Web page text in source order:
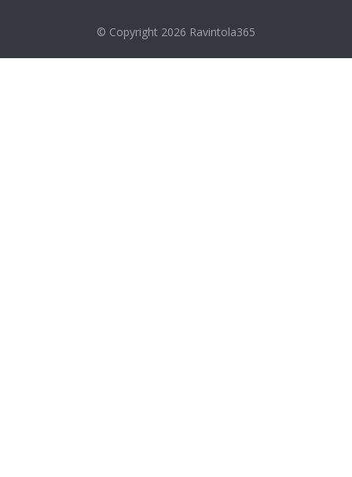
© Copyright 2026 Ravintola365